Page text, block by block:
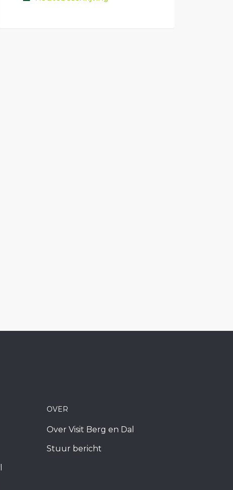
OVER
Over Visit Berg en Dal
Stuur bericht